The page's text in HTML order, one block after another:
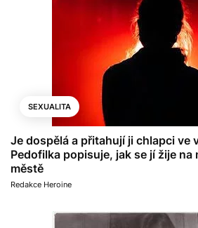
SEXUALITA
Je dospělá a přitahují ji chlapci ve
Pedofilka popisuje, jak se jí žije na
městě
Redakce Heroine